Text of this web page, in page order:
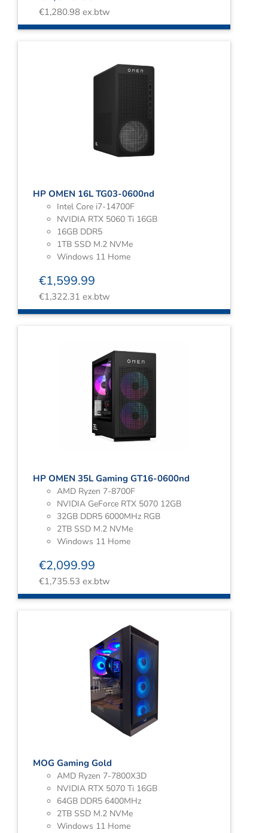
€1,280.98ex.btw
HP OMEN 16L TG03-0600nd
Intel Core i7-14700F
NVIDIA RTX 5060 Ti 16GB
16GB DDR5
1TB SSD M.2 NVMe
Windows 11 Home
€1,599.99
€1,322.31 ex.btw
HP OMEN 35L Gaming GT16-0600nd
AMD Ryzen 7-8700F
NVIDIA GeForce RTX 5070 12GB
32GB DDR5 6000MHz RGB
2TB SSD M.2 NVMe
Windows 11 Home
€2,099.99
€1,735.53 ex.btw
MOG Gaming Gold
AMD Ryzen 7-7800X3D
NVIDIA RTX 5070 Ti 16GB
64GB DDR5 6400MHz
2TB SSD M.2 NVMe
Windows 11 Home